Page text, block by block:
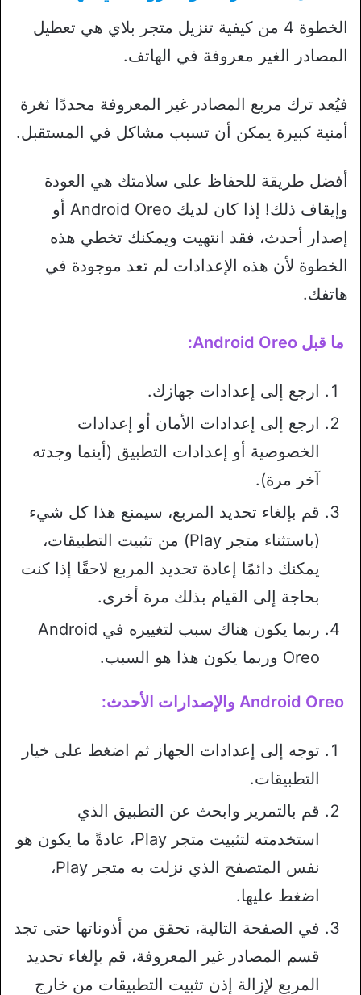
الخطوة 4 من كيفية تنزيل متجر بلاي هي تعطيل
المصادر الغير معروفة في الهاتف.
فيُعد ترك مربع المصادر غير المعروفة محددًا ثغرة
أمنية كبيرة يمكن أن تسبب مشاكل في المستقبل.
أفضل طريقة للحفاظ على سلامتك هي العودة
وإيقاف ذلك! إذا كان لديك Android Oreo أو
إصدار أحدث، فقد انتهيت ويمكنك تخطي هذه
الخطوة لأن هذه الإعدادات لم تعد موجودة في
هاتفك.
ما قبل Android Oreo:
ارجع إلى إعدادات جهازك.
ارجع إلى إعدادات الأمان أو إعدادات
الخصوصية أو إعدادات التطبيق (أينما وجدته
آخر مرة).
قم بإلغاء تحديد المربع، سيمنع هذا كل شيء
(باستثناء متجر Play) من تثبيت التطبيقات،
يمكنك دائمًا إعادة تحديد المربع لاحقًا إذا كنت
بحاجة إلى القيام بذلك مرة أخرى.
ربما يكون هناك سبب لتغييره في Android
Oreo وربما يكون هذا هو السبب.
Android Oreo والإصدارات الأحدث:
توجه إلى إعدادات الجهاز ثم اضغط على خيار
التطبيقات.
قم بالتمرير وابحث عن التطبيق الذي
استخدمته لتثبيت متجر Play، عادةً ما يكون هو
نفس المتصفح الذي نزلت به متجر Play،
اضغط عليها.
في الصفحة التالية، تحقق من أذوناتها حتى تجد
قسم المصادر غير المعروفة، قم بإلغاء تحديد
المربع لإزالة إذن تثبيت التطبيقات من خارج